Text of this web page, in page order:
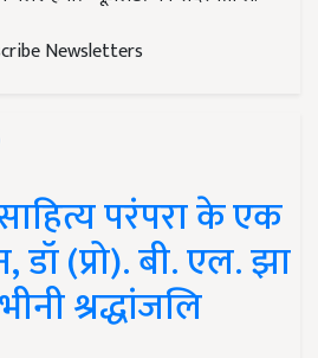
Newsletters
परंपरा के एक
(प्रो). बी. एल. झा
श्रद्धांजलि